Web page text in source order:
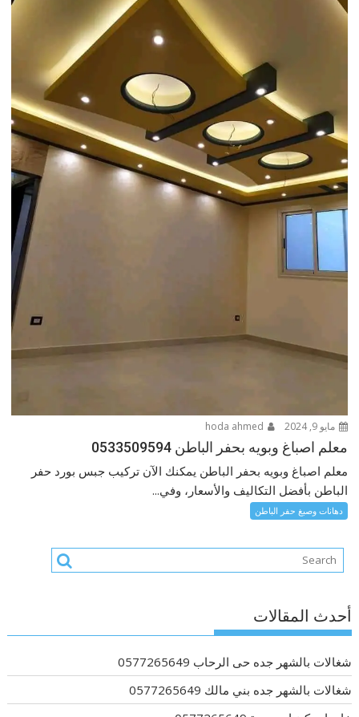
مايو 9, 2024
معلم اصباغ وبويه بحفر الباطن 0533509594
معلم اصباغ وبويه بحفر الباطن يمكنك الآن تركيب جبس بورد حفر
الباطن بأفضل التكاليف والأسعار، وفي...
دهانات وصبغ حفر الباطن
أحدث المقالات
شغالات بالشهر جده حى الرحاب 0577265649
شغالات بالشهر جده بني مالك 0577265649